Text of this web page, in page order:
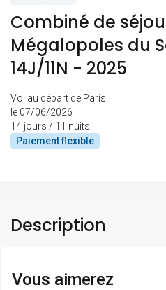
Combiné de
Mégalopoles du
14J/11N - 2025
Vol au départ de Paris
le 07/06/2026
14 jours / 11 nuits
Paiementflexible
Description
Vous aimerez